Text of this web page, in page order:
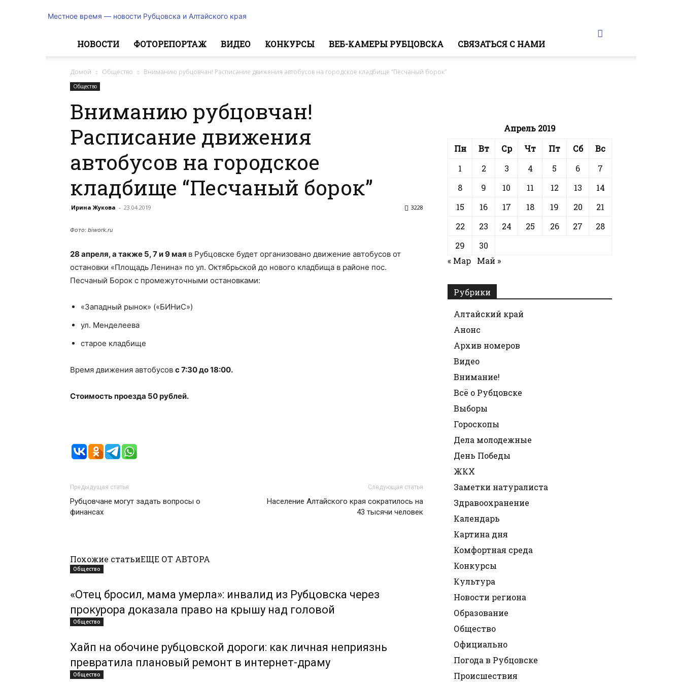
Местное время — новости Рубцовска и Алтайского края
НОВОСТИ ФОТОРЕПОРТАЖ ВИДЕО КОНКУРСЫ ВЕБ-КАМЕРЫ РУБЦОВСКА СВЯЗАТЬСЯ С НАМИ
Домой Общество Вниманию рубцовчан! Расписание движения автобусов на городское кладбище “Песчаный борок”
Общество
Вниманию рубцовчан!
Расписание движения
автобусов на городское
кладбище “Песчаный борок”
Ирина Жукова - 23.04.2019 3228
Фото: biwork.ru
28 апреля, а также 5, 7 и 9 мая в Рубцовске будет организовано движение автобусов от
остановки «Площадь Ленина» по ул. Октябрьской до нового кладбища в районе пос.
Песчаный Борок с промежуточными остановками:
«Западный рынок» («БИНиС»)
ул. Менделеева
старое кладбище
Время движения автобусов с 7:30 до 18:00.
Стоимость проезда 50 рублей.
Предыдущая статья
Рубцовчане могут задать вопросы о
финансах
Следующая статья
Население Алтайского края сократилось на
43 тысячи человек
Похожие статьиЕЩЕ ОТ АВТОРА
Общество
«Отец бросил, мама умерла»: инвалид из Рубцовска через
прокурора доказала право на крышу над головой
Общество
Хайп на обочине рубцовской дороги: как личная неприязнь
превратила плановый ремонт в интернет-драму
Общество
Апрель 2019
Пн
Вт Ср Чт Пт Сб
Вс
1
2 3 4 5 6
7
8
9 10 11 12 13
14
15
16 17 18 19 20
21
22
23 24 25 26 27
28
29
30
« Мар
Май »
Рубрики
Алтайский край
Анонс
Архив номеров
Видео
Внимание!
Всё о Рубцовске
Выборы
Гороскопы
Дела молодежные
День Победы
ЖКХ
Заметки натуралиста
Здравоохранение
Календарь
Картина дня
Комфортная среда
Конкурсы
Культура
Новости региона
Образование
Общество
Официально
Погода в Рубцовске
Происшествия